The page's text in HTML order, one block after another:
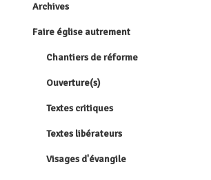
Archives
Faire église autrement
Chantiers de réforme
Ouverture(s)
Textes critiques
Textes libérateurs
Visages d'évangile